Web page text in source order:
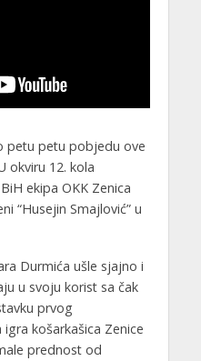
petu petu pobjedu ove
okviru 12. kola
ekipa OKK Zenica
“Husejin Smajlović” u
Durmića ušle sjajno i
u svoju korist sa čak
prvog
košarkašica Zenice
prednost od